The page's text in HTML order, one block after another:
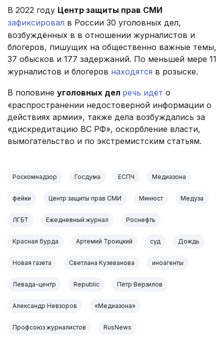
В 2022 году Центр защиты прав СМИ
зафиксировал в России 30 уголовных дел,
возбуждённых в в отношении журналистов и
блогеров, пишущих на общественно важные темы,
37 обысков и 177 задержаний. По меньшей мере 11
журналистов и блогеров находятся в розыске.
В половине уголовных дел речь идёт о
«распространении недостоверной информации о
действиях армии», также дела возбуждались за
«дискредитацию ВС РФ», оскорбление власти,
вымогательство и по экстремистским статьям.
Роскомнадзор Госдума ЕСПЧ Медиазона
фейки Центр защиты прав СМИ Минюст Медуза
ЛГБТ Ежедневный журнал Роснефть
Красная бурда Артемий Троицкий суд Дождь
Новая газета Светлана Кузеванова иноагенты
Левада-центр Republic Пётр Верзилов
Александр Невзоров «Медиазона»
Профсоюз журналистов RusNews